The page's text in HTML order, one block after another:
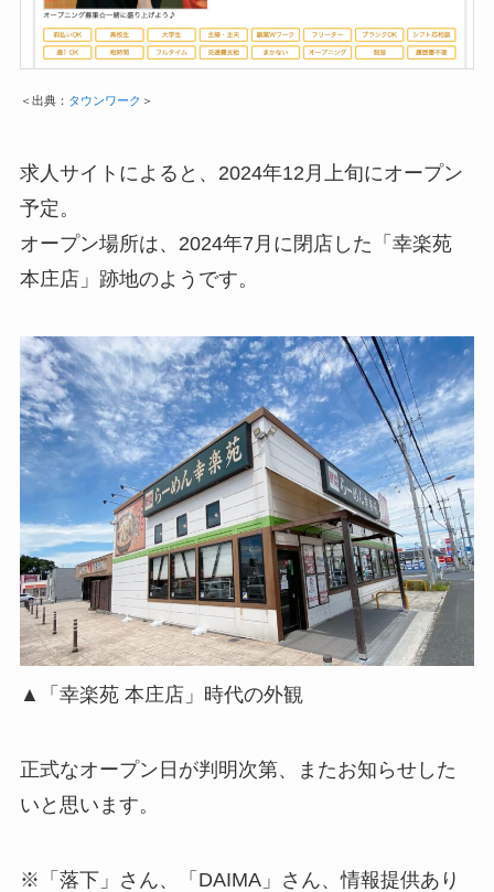
＜出典： タウンワーク ＞
求人サイトによると、2024年12月上旬にオープン
予定。
オープン場所は、2024年7月に閉店した「幸楽苑
本庄店」跡地のようです。
▲「幸楽苑 本庄店」時代の外観
正式なオープン日が判明次第、またお知らせした
いと思います。
※「落下」さん、「DAIMA」さん、情報提供あり